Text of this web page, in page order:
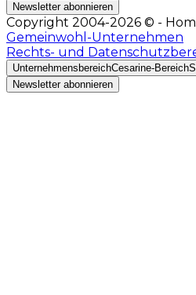
Newsletter abonnieren
Copyright 2004-2026 © -
Gemeinwohl-Unternehmen
Rechts- und
UnternehmensbereichCesarine-Bereich
Newsletter abonnieren